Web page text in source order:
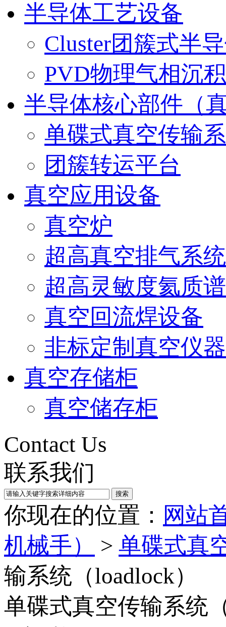
半导体工艺设备
Cluster团簇式半
PVD物理气相沉
半导体核心部件（
单碟式真空传输
团簇转运平台
真空应用设备
真空炉
超高真空排气系统
超高灵敏度氦质
真空回流焊设备
非标定制真空仪器
真空存储柜
真空储存柜
Contact Us
联系我们
你现在的位置： 网站
机械手）
> 单碟式真
输系统（loadlock）
单碟式真空传输系统